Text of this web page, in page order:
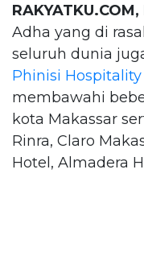
Adha yang di
seluruh dunia
Phinisi Hospitality
membawahi
kota Makassar
Rinra, Claro
Hotel, Almadera